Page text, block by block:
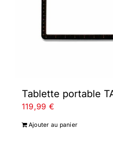
Tablette portable
119,99 €
Ajouter au panier